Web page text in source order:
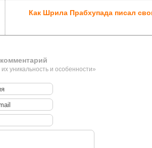
Как Шрила Прабхупада писал
уникальность и особенности»